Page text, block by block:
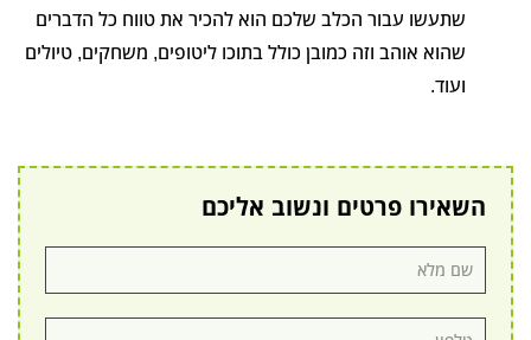
שתעשו עבור הכלב שלכם הוא להכיר את טווח כל הדברים
שהוא אוהב וזה כמובן כולל בתוכו ליטופים, משחקים, טיולים
ועוד.
השאירו פרטים ונשוב אליכם